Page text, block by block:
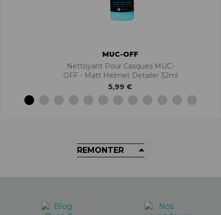
MUC-OFF
Nettoyant Pour Casques MUC-
OFF - Matt Helmet Detailer 32ml
5,99 €
REMONTER